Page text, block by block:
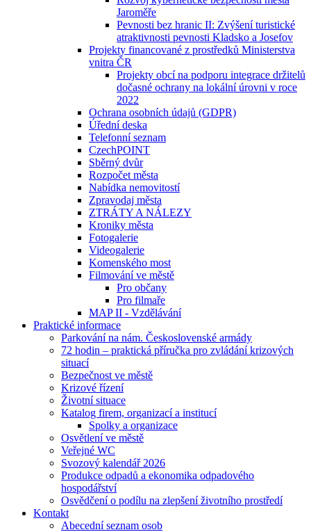
Jaroměře
Pevnosti bez hranic II: Zvýšení turistické
atraktivnosti pevnosti Kladsko a Josefov
Projekty financované z prostředků Ministerstva
vnitra ČR
Projekty obcí na podporu integrace držitelů
dočasné ochrany na lokální úrovni v roce
2022
Ochrana osobních údajů (GDPR)
Úřední deska
Telefonní seznam
CzechPOINT
Sběrný dvůr
Rozpočet města
Nabídka nemovitostí
Zpravodaj města
ZTRÁTY A NÁLEZY
Kroniky města
Fotogalerie
Videogalerie
Komenského most
Filmování ve městě
Pro občany
Pro filmaře
MAP II - Vzdělávání
Praktické informace
Parkování na nám. Československé armády
72 hodin – praktická příručka pro zvládání krizových
situací
Bezpečnost ve městě
Krizové řízení
Životní situace
Katalog firem, organizací a institucí
Spolky a organizace
Osvětlení ve městě
Veřejné WC
Svozový kalendář 2026
Produkce odpadů a ekonomika odpadového
hospodářství
Osvědčení o podílu na zlepšení životního prostředí
Kontakt
Abecední seznam osob